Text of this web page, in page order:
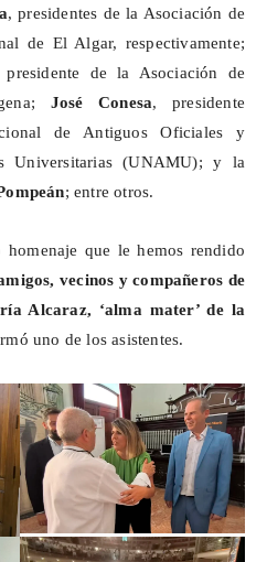
, presidentes de la Asociación de
de El Algar, respectivamente;
presidente de la Asociación de
José Conesa, presidente
de Antiguos Oficiales y
Universitarias (UNAMU); y la
; entre otros.
homenaje que le hemos rendido
vecinos y compañeros de
Alcaraz, ‘alma mater’ de la
uno de los asistentes.